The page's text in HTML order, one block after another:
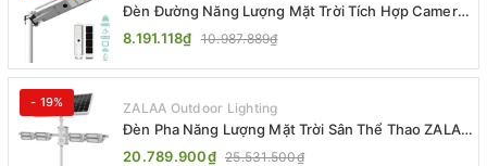
Đèn Đường Năng Lượng Mặt Trời Tích Hợp Camera
ZALAA ZL-BJ04-CCTV (80W, IP65)
8.191.118₫ 10.987.889₫
- 19% ZALAA Outdoor Lighting
Đèn Pha Năng Lượng Mặt Trời Sân Thể Thao ZALAA
Jsc Chống Nước IP65 Cao Cấp
20.789.900₫ 25.531.500₫